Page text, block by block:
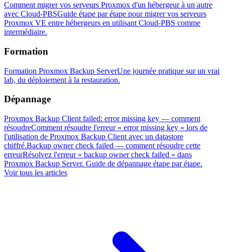
Comment migrer vos serveurs Proxmox d'un hébergeur à un autre
avec Cloud-PBSGuide étape par étape pour migrer vos serveurs
Proxmox VE entre hébergeurs en utilisant Cloud-PBS comme
intermédiaire.
Formation
Formation Proxmox Backup ServerUne journée pratique sur un vrai
lab, du déploiement à la restauration.
Dépannage
Proxmox Backup Client failed: error missing key — comment
résoudreComment résoudre l'erreur « error missing key » lors de
l'utilisation de Proxmox Backup Client avec un datastore
chiffré.Backup owner check failed — comment résoudre cette
erreurRésolvez l'erreur « backup owner check failed » dans
Proxmox Backup Server. Guide de dépannage étape par étape.
Voir tous les articles